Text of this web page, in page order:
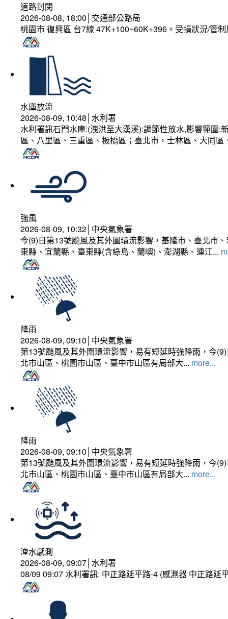
道路封閉
2026-08-08, 18:00│交通部公路局
桃園市 復興區 台7線 47K+100~60K+396。受損狀況/管
水庫放流
2026-08-09, 10:48│水利署
水利署訊石門水庫:(洩洪至大漢溪):調節性放水,影響範圍
區、八里區、三重區、板橋區；臺北市，士林區、大同
強風
2026-08-09, 10:32│中央氣象署
今(9)日第13號颱風及其外圍環流影響，基隆市、臺北市
東縣、宜蘭縣、臺東縣(含綠島、蘭嶼)、澎湖縣、連江...
降雨
2026-08-09, 09:10│中央氣象署
第13號颱風及其外圍環流影響，易有短延時強降雨，今
北市山區、桃園市山區、臺中市山區有局部大... more...
降雨
2026-08-09, 09:10│中央氣象署
第13號颱風及其外圍環流影響，易有短延時強降雨，今
北市山區、桃園市山區、臺中市山區有局部大... more...
淹水感測
2026-08-09, 09:07│水利署
08/09 09:07 水利署訊: 中正路延平路-4 (感測器 中正路